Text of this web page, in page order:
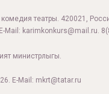
театры. 420021,
Mail: karimkonkurs@mail.ru.
министрлыгы.
E-Mail: mkrt@tatar.ru